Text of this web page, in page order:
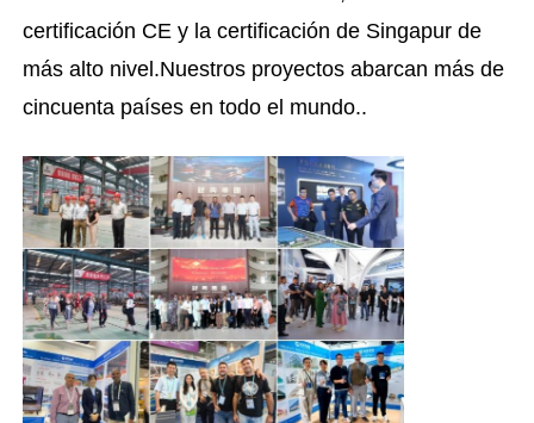
certificación CE y la certificación de Singapur de
más alto nivel.Nuestros proyectos abarcan más de
cincuenta países en todo el mundo..